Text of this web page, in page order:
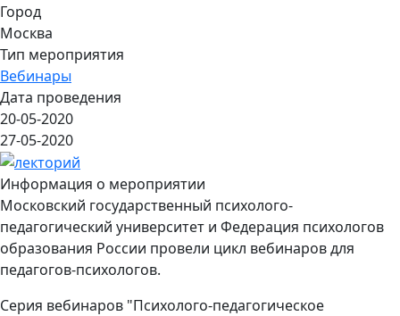
Город
Москва
Тип мероприятия
Вебинары
Дата проведения
20-05-2020
27-05-2020
Информация о мероприятии
Московский государственный психолого-
педагогический университет и Федерация психологов
образования России провели цикл вебинаров для
педагогов-психологов.
Серия вебинаров "Психолого-педагогическое